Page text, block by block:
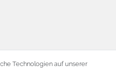
Technologien auf unserer